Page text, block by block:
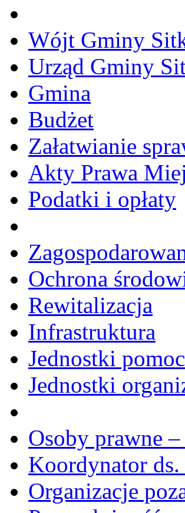
Wójt Gminy
Urząd Gminy
Gmina
Budżet
Załatwianie
Akty Prawa
Podatki i opłaty
Ochrona
Rewitalizacja
Infrastruktura
Jednostki
Jednostki
Osoby prawne
Koordynator ds.
Organizacje